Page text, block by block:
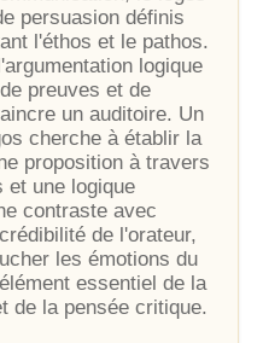
persuasion définis
l'éthos et le pathos.
logique
preuves et de
un auditoire. Un
cherche à établir la
proposition à travers
une logique
contraste avec
de l'orateur,
les émotions du
essentiel de la
de la pensée critique.